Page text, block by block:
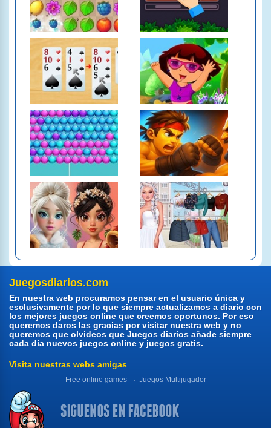
Juegosdiarios.com
En nuestra web procuramos pensar en el usuario única y
esclusivamente por lo que siempre actualizamos a diario con
los mejores juegos online que creemos oportunos. Por eso
queremos daros las gracias por visitar nuestra web y no
queremos que olvideos que Juegos diarios añade siempre
cada día nuevos juegos online y juegos gratis.
Visita nuestras webs amigas
Free online games Juegos Multijugador